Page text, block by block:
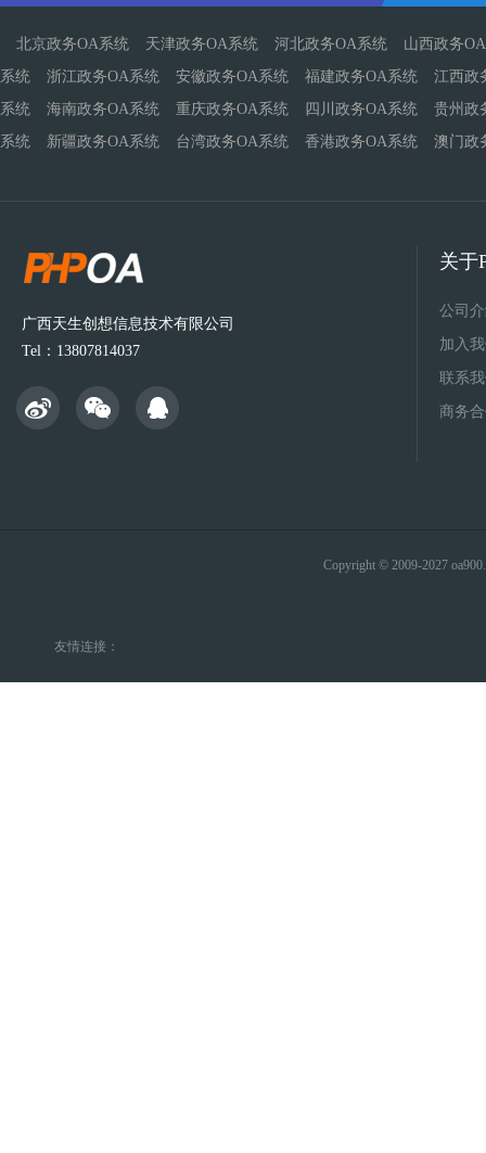
北京政务OA系统 天津政务OA系统 河北政务OA系统
山西政务
系统
浙江政务OA系统 安徽政务OA系统 福建政务OA系统
江西政
系统
海南政务OA系统 重庆政务OA系统 四川政务OA系统
贵州政
系统
新疆政务OA系统 台湾政务OA系统 香港政务OA系统 澳门政
广西天生创想信息技术有限公司
Tel：13807814037
关于
公司
加入
联系
商务
Copyright © 2009-2027
友情连接：